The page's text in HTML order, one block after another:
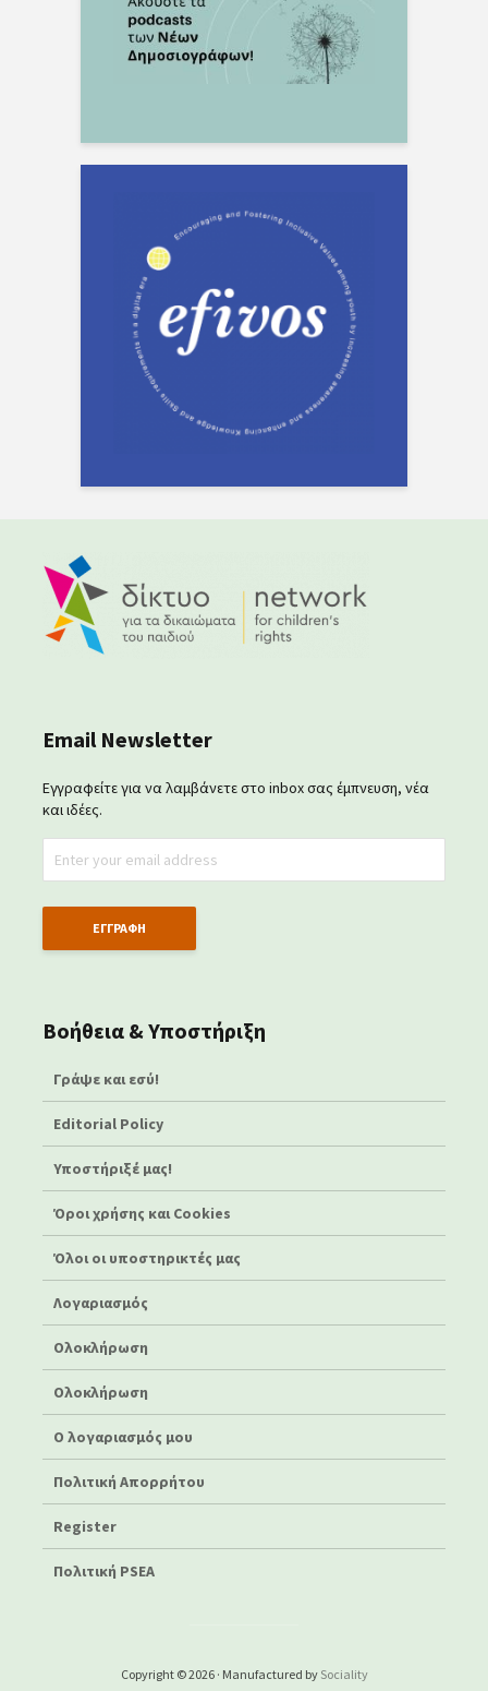
Email Newsletter
Εγγραφείτε για να λαμβάνετε στο inbox σας έμπνευση, νέα
και ιδέες.
Βοήθεια & Υποστήριξη
Γράψε και εσύ!
Editorial Policy
Υποστήριξέ μας!
Όροι χρήσης και Cookies
Όλοι οι υποστηρικτές μας
Λογαριασμός
Ολοκλήρωση
Ολοκλήρωση
Ο λογαριασμός μου
Πολιτική Απορρήτου
Register
Πολιτική PSEA
Copyright © 2026 · Manufactured by Sociality